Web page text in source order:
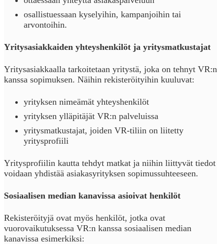
osallistuessaan kyselyihin, kampanjoihin tai
arvontoihin.
Yritysasiakkaiden yhteyshenkilöt ja yritysmatkustajat
Yritysasiakkaalla tarkoitetaan yritystä, joka on tehnyt VR:n
kanssa sopimuksen. Näihin rekisteröityihin kuuluvat:
yrityksen nimeämät yhteyshenkilöt
yrityksen ylläpitäjät VR:n palveluissa
yritysmatkustajat, joiden VR-tiliin on liitetty
yritysprofiili
Yritysprofiilin kautta tehdyt matkat ja niihin liittyvät tiedot
voidaan yhdistää asiakasyrityksen sopimussuhteeseen.
Sosiaalisen median kanavissa asioivat henkilöt
Rekisteröityjä ovat myös henkilöt, jotka ovat
vuorovaikutuksessa VR:n kanssa sosiaalisen median
kanavissa esimerkiksi: